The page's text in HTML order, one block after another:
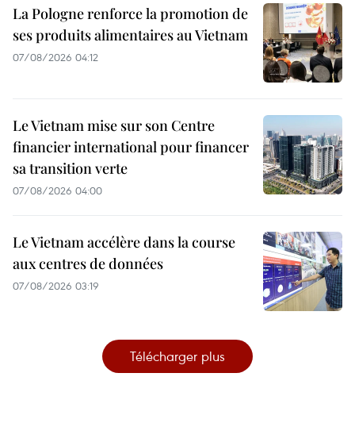
La Pologne renforce la promotion de
ses produits alimentaires au Vietnam
07/08/2026 04:12
Le Vietnam mise sur son Centre
financier international pour financer
sa transition verte
07/08/2026 04:00
Le Vietnam accélère dans la course
aux centres de données
07/08/2026 03:19
Télécharger plus